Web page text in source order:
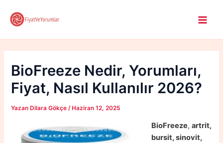
atla
BioFreeze Nedir, Yorumları,
Fiyat, Nasıl Kullanılır 2026?
Yazan Dilara Gökçe /Haziran 12, 2025
BioFreeze,artrit,
bursit, sinovit,